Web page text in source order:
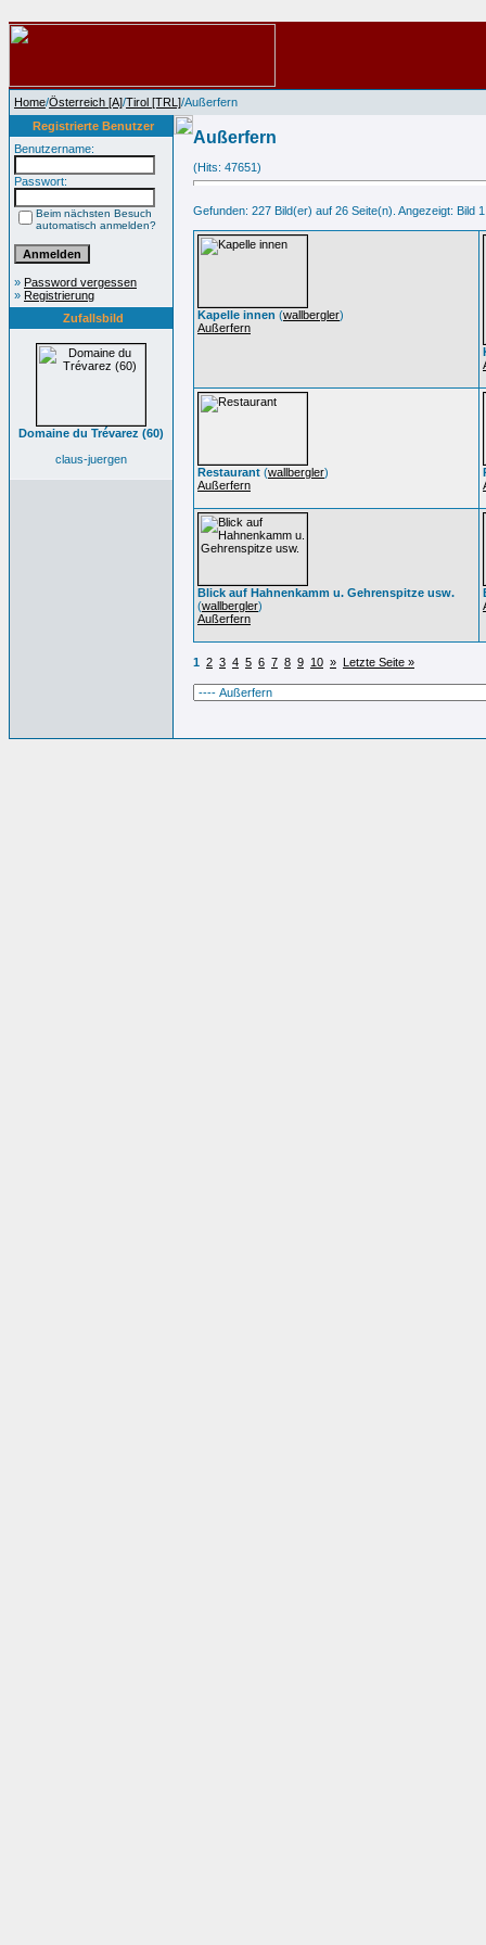
Home/Österreich [A]/Tirol [TRL]/Außerfern
Registrierte Benutzer
Benutzername:
Passwort:
Beim nächsten Besuch
automatisch anmelden?
» Password vergessen
» Registrierung
Zufallsbild
Domaine du Trévarez (60)
claus-juergen
Außerfern
(Hits: 47651)
Gefunden: 227 Bild(er) auf 26 Seite(n). Angezeigt: Bild
Kapelle innen (wallbergler)
Außerfern
Restaurant (wallbergler)
Außerfern
Blick auf Hahnenkamm u. Gehrenspitze usw.
(wallbergler)
Außerfern
1 2 3 4 5 6 7 8 9 10 » Letzte Seite »